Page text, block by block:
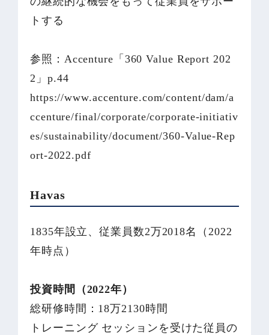
トする
参照：Accenture「360 Value Report 202
2」p.44
https://www.accenture.com/content/dam/a
ccenture/final/corporate/corporate-initiativ
es/sustainability/document/360-Value-Rep
ort-2022.pdf
Havas
1835年設立、従業員数2万2018名（2022
年時点）
投資時間（2022年）
総研修時間：18万2130時間
トレーニング セッションを受けた従員の